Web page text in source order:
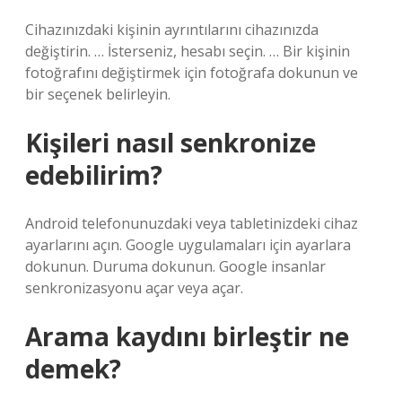
Cihazınızdaki kişinin ayrıntılarını cihazınızda
değiştirin. … İsterseniz, hesabı seçin. … Bir kişinin
fotoğrafını değiştirmek için fotoğrafa dokunun ve
bir seçenek belirleyin.
Kişileri nasıl senkronize
edebilirim?
Android telefonunuzdaki veya tabletinizdeki cihaz
ayarlarını açın. Google uygulamaları için ayarlara
dokunun. Duruma dokunun. Google insanlar
senkronizasyonu açar veya açar.
Arama kaydını birleştir ne
demek?